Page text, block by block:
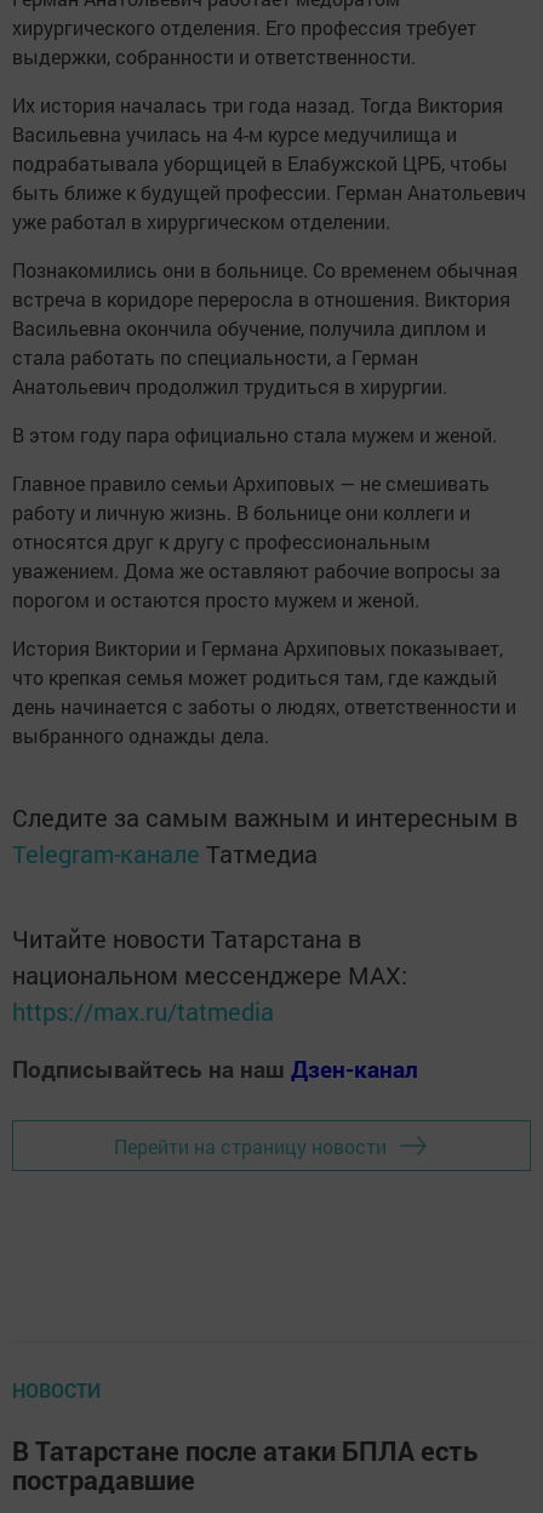
хирургического отделения. Его профессия требует
выдержки, собранности и ответственности.
Их история началась три года назад. Тогда Виктория
Васильевна училась на 4-м курсе медучилища и
подрабатывала уборщицей в Елабужской ЦРБ, чтобы
быть ближе к будущей профессии. Герман Анатольевич
уже работал в хирургическом отделении.
Познакомились они в больнице. Со временем обычная
встреча в коридоре переросла в отношения. Виктория
Васильевна окончила обучение, получила диплом и
стала работать по специальности, а Герман
Анатольевич продолжил трудиться в хирургии.
В этом году пара официально стала мужем и женой.
Главное правило семьи Архиповых — не смешивать
работу и личную жизнь. В больнице они коллеги и
относятся друг к другу с профессиональным
уважением. Дома же оставляют рабочие вопросы за
порогом и остаются просто мужем и женой.
История Виктории и Германа Архиповых показывает,
что крепкая семья может родиться там, где каждый
день начинается с заботы о людях, ответственности и
выбранного однажды дела.
Следите за самым важным и интересным в
Telegram-канале Татмедиа
Читайте новости Татарстана в
национальном мессенджере MАХ:
https://max.ru/tatmedia
Подписывайтесь на наш Дзен-канал
Перейти на страницу новости
НОВОСТИ
В Татарстане после атаки БПЛА есть
пострадавшие